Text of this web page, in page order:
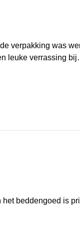
verpakking was
leuke verrassing
beddengoed is